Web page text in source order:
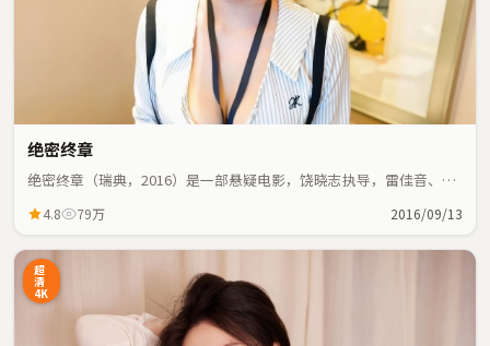
绝密终章
绝密终章（瑞典，2016）是一部悬疑电影，饶晓志执导，雷佳音、白
4.8 79万 2016/09/13
超
清
4K